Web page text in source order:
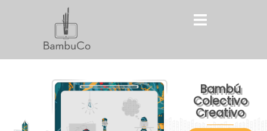
Toggle
Bambú
Colectivo
Creativo